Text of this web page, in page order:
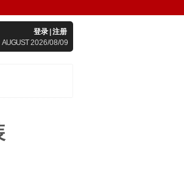
登录 注册
AUGUST2026/08/09